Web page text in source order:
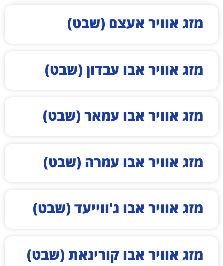
מזג אוויר אעצם (שבט)
מזג אוויר אבו עבדון (שבט)
מזג אוויר אבו עמאר (שבט)
מזג אוויר אבו עמרה (שבט)
מזג אוויר אבו ג'ווייעד (שבט)
מזג אוויר אבו קורינאת (שבט)